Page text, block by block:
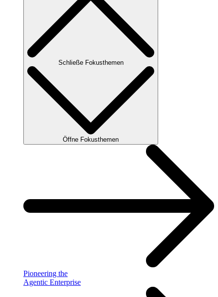
Schließe Fokusthemen
Öffne Fokusthemen
Pioneering the
Agentic Enterprise